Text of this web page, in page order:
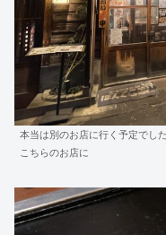
本当は別のお店に行く予定でし
こちらのお店に